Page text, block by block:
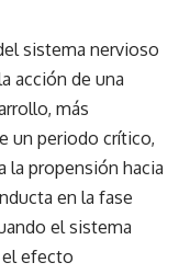
sistema nervioso
acción de una
más
un periodo crítico,
la propensión hacia
en la fase
el sistema
efecto